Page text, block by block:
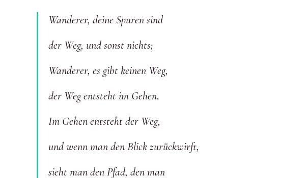
Wanderer, deine Spuren sind
der Weg, und sonst nichts;
Wanderer, es gibt keinen Weg,
der Weg entsteht im Gehen.
Im Gehen entsteht der Weg,
und wenn man den Blick zurückwirft,
sieht man den Pfad, den man